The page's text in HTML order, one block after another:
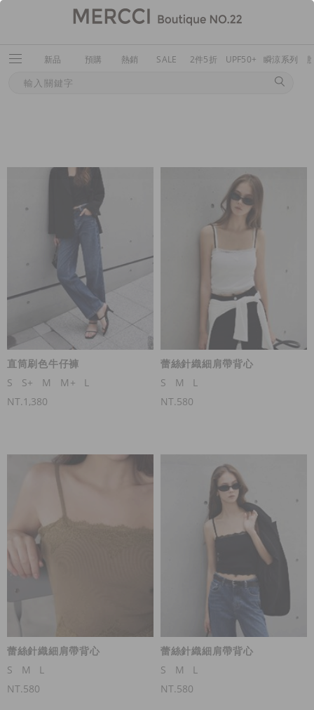
新品 預購 熱銷 SALE 2件5折 UPF50+ 瞬涼系列
直筒刷色牛仔褲
S
S+ M M+
L
NT.1,380
蕾絲針織細肩帶背心
S
M
L
NT.580
蕾絲針織細肩帶背心
S
M
L
NT.580
蕾絲針織細肩帶背心
S
M
L
NT.580